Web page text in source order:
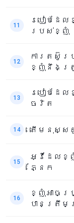
11
របៀបដែល
របស់ខ្ញុំ
12
ការតស៊ូរ
ខ្ញុំនឹងត្
13
របៀបដែ
ចរិត
14 តើមនុស្ស
15
អ្វីដែលខ្
ភ្នែក
16
ខ្ញុំអាច
បានត្រឹម